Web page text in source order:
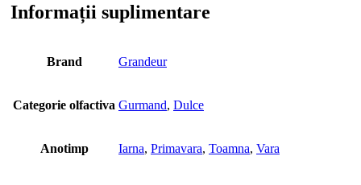
Informații suplimentare
Brand Grandeur
Categorie olfactiva Gurmand, Dulce
Anotimp Iarna, Primavara, Toamna, Vara